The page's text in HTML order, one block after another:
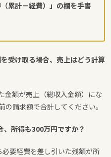
累計－経費）」の欄を手書
受け取る場合、売上はどう計算
金額が売上（総収入金額）にな
の請求額で合計してください。
、所得も300万円ですか？
要経費を差し引いた残額が所